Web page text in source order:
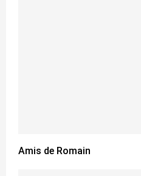
Amis de Romain